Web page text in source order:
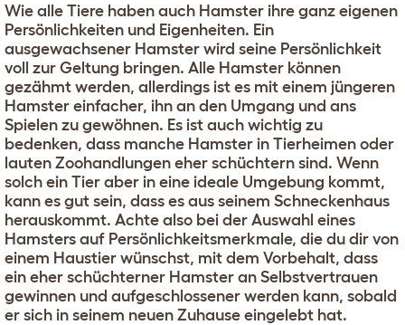
Wie alle Tiere haben auch Hamster ihre ganz eigenen
Persönlichkeiten und Eigenheiten. Ein
ausgewachsener Hamster wird seine Persönlichkeit
voll zur Geltung bringen. Alle Hamster können
gezähmt werden, allerdings ist es mit einem jüngeren
Hamster einfacher, ihn an den Umgang und ans
Spielen zu gewöhnen. Es ist auch wichtig zu
bedenken, dass manche Hamster in Tierheimen oder
lauten Zoohandlungen eher schüchtern sind. Wenn
solch ein Tier aber in eine ideale Umgebung kommt,
kann es gut sein, dass es aus seinem Schneckenhaus
herauskommt. Achte also bei der Auswahl eines
Hamsters auf Persönlichkeitsmerkmale, die du dir von
einem Haustier wünschst, mit dem Vorbehalt, dass
ein eher schüchterner Hamster an Selbstvertrauen
gewinnen und aufgeschlossener werden kann, sobald
er sich in seinem neuen Zuhause eingelebt hat.